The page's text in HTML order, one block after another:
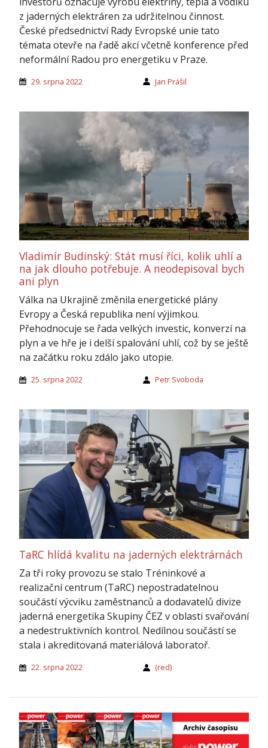
z jaderných elektráren za udržitelnou činnost.
České předsednictví Rady Evropské unie tato
témata otevře na řadě akcí včetně konference před
neformální Radou pro energetiku v Praze.
29. srpna 2022 Jan Prášil
Vladimír Budinský: Stát musí říci, kolik uhlí a
na jak dlouho potřebuje. A neodepisoval bych
ani plyn
Válka na Ukrajině změnila energetické plány
Evropy a Česká republika není výjimkou.
Přehodnocuje se řada velkých investic, konverzí na
plyn a ve hře je i delší spalování uhlí, což by se ještě
na začátku roku zdálo jako utopie.
25. srpna 2022 Petr Svoboda
TaRC hlídá kvalitu na jaderných elektrárnách
Za tři roky provozu se stalo Tréninkové a
realizační centrum (TaRC) nepostradatelnou
součástí výcviku zaměstnanců a dodavatelů divize
jaderná energetika Skupiny ČEZ v oblasti svařování
a nedestruktivních kontrol. Nedílnou součástí se
stala i akreditovaná materiálová laboratoř.
22. srpna 2022 (red)